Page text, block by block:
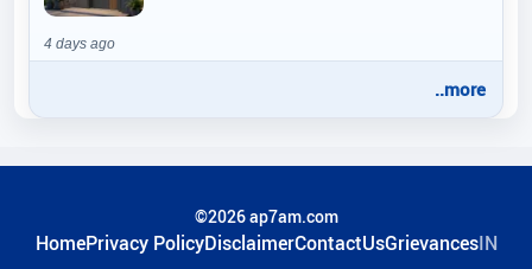
4 days ago
..more
©2026 ap7am.com
HomePrivacy PolicyDisclaimerContactUsGrievancesIN